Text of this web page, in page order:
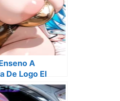
A
De Logo El